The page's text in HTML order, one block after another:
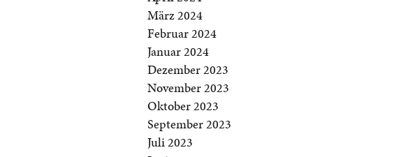
März 2024
Februar 2024
Januar 2024
Dezember 2023
November 2023
Oktober 2023
September 2023
Juli 2023